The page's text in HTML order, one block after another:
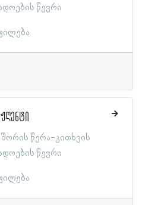
წევრი
წერა-კითხვის
წევრი